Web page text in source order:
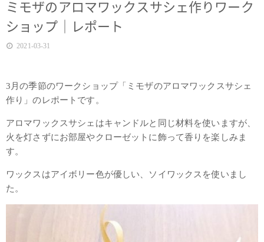
ミモザのアロマワックスサシェ作りワーク
ショップ｜レポート
2021-03-31
3月の季節のワークショップ「ミモザのアロマワックスサシェ
作り」のレポートです。
アロマワックスサシェはキャンドルと同じ材料を使いますが、
火を灯さずにお部屋やクローゼットに飾って香りを楽しみま
す。
ワックスはアイボリー色が優しい、ソイワックスを使いまし
た。